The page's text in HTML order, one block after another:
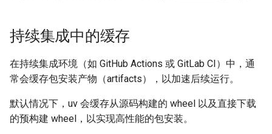
持续集成中的缓存
在持续集成环境（如 GitHub Actions 或 GitLab CI）中，通
常会缓存包安装产物（artifacts），以加速后续运行。
默认情况下，uv 会缓存从源码构建的 wheel 以及直接下载
的预构建 wheel，以实现高性能的包安装。